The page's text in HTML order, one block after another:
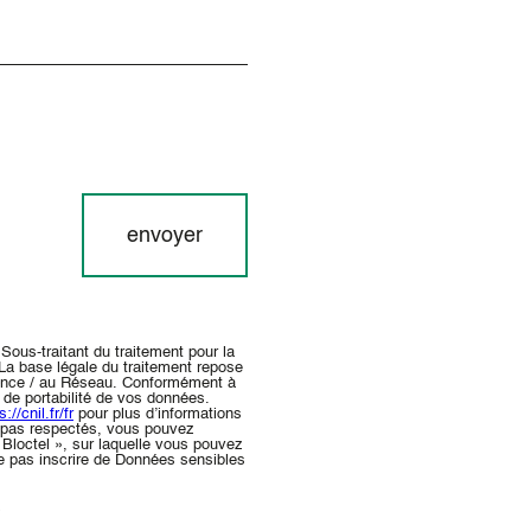
envoyer
traitant du traitement pour la
base légale du traitement repose
/ au Réseau. Conformément à
portabilité de vos données.
cnil.fr/frpour plus d’informations
respectés, vous pouvez
», sur laquelle vous pouvez
pas inscrire de Données sensibles